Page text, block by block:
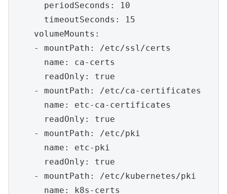
      periodSeconds: 10
      timeoutSeconds: 15
    volumeMounts:
    - mountPath: /etc/ssl/certs
      name: ca-certs
      readOnly: true
    - mountPath: /etc/ca-certificates
      name: etc-ca-certificates
      readOnly: true
    - mountPath: /etc/pki
      name: etc-pki
      readOnly: true
    - mountPath: /etc/kubernetes/pki
      name: k8s-certs